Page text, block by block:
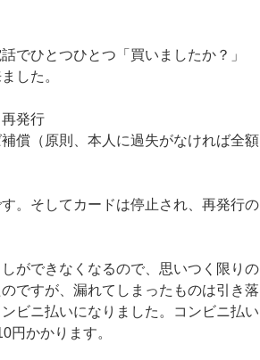
でひとつひとつ「買いましたか？」
した。
発行
償（原則、本人に過失がなければ全額
。そしてカードは停止され、再発行の
ができなくなるので、思いつく限りの
ですが、漏れてしまったものは引き落
ビニ払いになりました。コンビニ払い
円かかります。